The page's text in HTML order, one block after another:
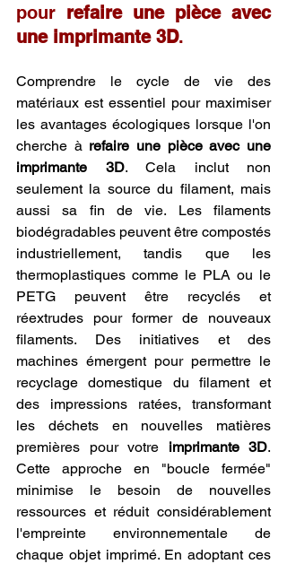
pour refaire une pièce avec
une imprimante 3D.
Comprendre le cycle de vie des
matériaux est essentiel pour maximiser
les avantages écologiques lorsque l'on
cherche à refaire une pièce avec une
imprimante 3D. Cela inclut non
seulement la source du filament, mais
aussi sa fin de vie. Les filaments
biodégradables peuvent être compostés
industriellement, tandis que les
thermoplastiques comme le PLA ou le
PETG peuvent être recyclés et
réextrudes pour former de nouveaux
filaments. Des initiatives et des
machines émergent pour permettre le
recyclage domestique du filament et
des impressions ratées, transformant
les déchets en nouvelles matières
premières pour votre imprimante 3D.
Cette approche en "boucle fermée"
minimise le besoin de nouvelles
ressources et réduit considérablement
l'empreinte environnementale de
chaque objet imprimé. En adoptant ces